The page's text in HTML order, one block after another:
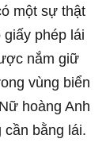
một sự thật
phép lái
nắm giữ
vùng biển
hoàng Anh
cần bằng lái.